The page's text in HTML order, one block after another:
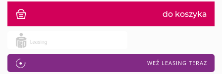
do koszyka
WEŹ LEASING TERAZ